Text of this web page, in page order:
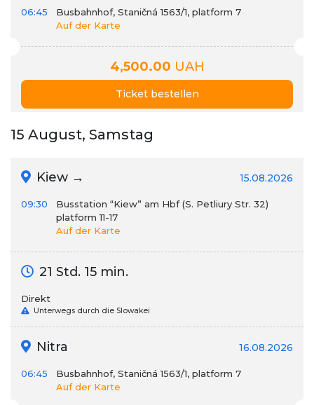
06:45
Busbahnhof, Staničná 1563/1, platform 7
Auf der Karte
4,500.00 UAH
Ticket bestellen
15 August, Samstag
Kiew → 15.08.2026
09:30
Busstation “Kiew” am Hbf (S. Petliury Str. 32)
platform 11-17
Auf der Karte
21 Std. 15 min.
Direkt
Unterwegs durch die Slowakei
Nitra 16.08.2026
06:45
Busbahnhof, Staničná 1563/1, platform 7
Auf der Karte